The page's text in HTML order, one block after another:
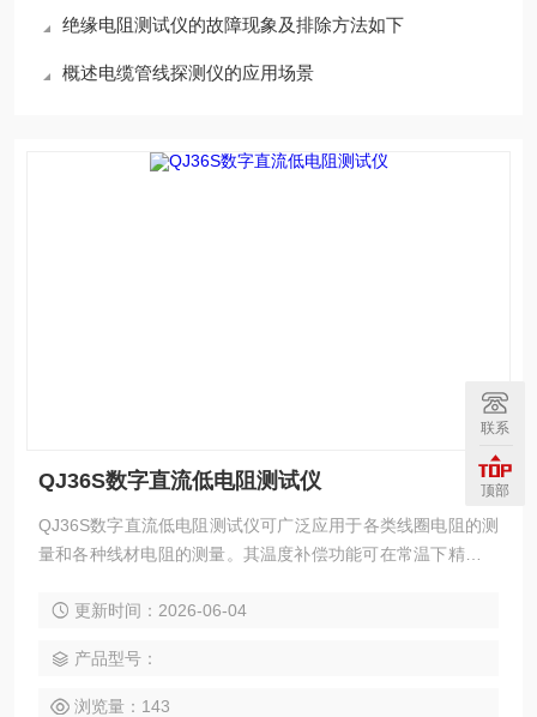
绝缘电阻测试仪的故障现象及排除方法如下
概述电缆管线探测仪的应用场景
QJ36S数字直流低电阻测试仪
QJ36S数字直流低电阻测试仪可广泛应用于各类线圈电阻的测
量和各种线材电阻的测量。其温度补偿功能可在常温下精确测
更新时间：2026-06-04
产品型号：
浏览量：143
联系
顶部